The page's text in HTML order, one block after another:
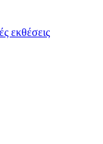
εκθέσεις